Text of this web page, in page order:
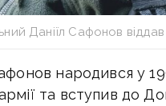
Даніїл Сафонов
народився у
та вступив до